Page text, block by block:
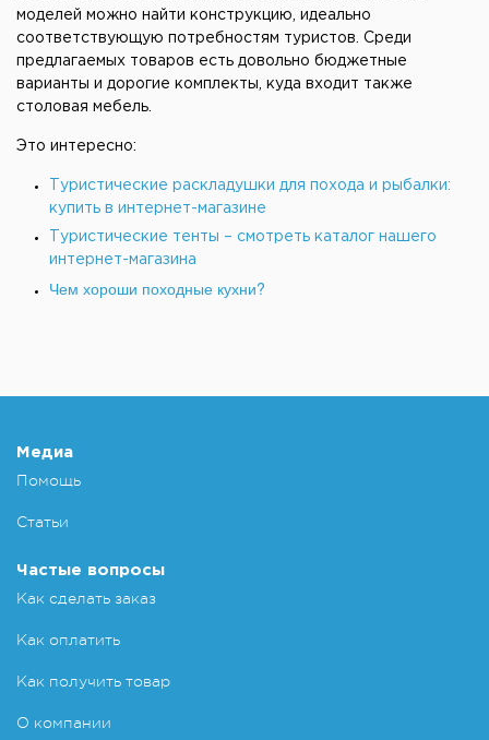
моделей можно найти конструкцию, идеально
соответствующую потребностям туристов. Среди
предлагаемых товаров есть довольно бюджетные
варианты и дорогие комплекты, куда входит также
столовая мебель.
Это интересно:
Туристические раскладушки для похода и рыбалки:
купить в интернет-магазине
Туристические тенты – смотреть каталог нашего
интернет-магазина
Чем хороши походные кухни?
Медиа
Помощь
Статьи
Частые вопросы
Как сделать заказ
Как оплатить
Как получить товар
О компании